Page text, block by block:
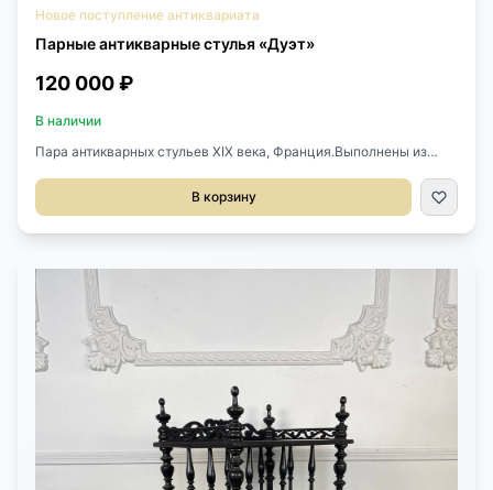
Новое поступление антиквариата
Парные антикварные стулья «Дуэт»
120 000 ₽
В наличии
Пара антикварных стульев XIX века, Франция.Выполнены из
декор спинки.Размер 43х49х86h см.Высота сиденья 43 см.
В корзину